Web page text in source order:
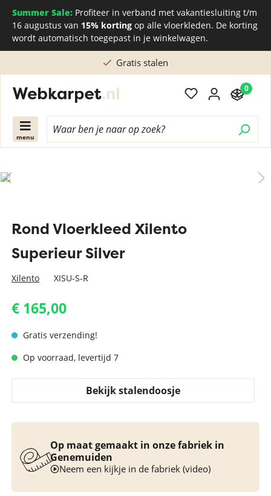
Summer Sale: Profiteer in verband met vakantiesluiting t/m
16 augustus van 15% korting op alle vloerkleden. De korting
wordt automatisch toegepast in je winkelwagen.
Gratis stalen
menu
0
Rond Vloerkleed Xilento
Superieur Silver
Xilento XISU-S-R
€ 165,00
Gratis verzending!
Op voorraad, levertijd 7
Bekijk stalendoosje
Op maat gemaakt in onze fabriek in
Genemuiden
Neem een kijkje in de fabriek (video)